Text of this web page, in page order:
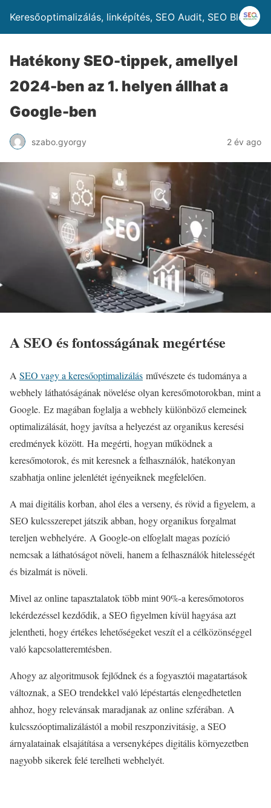
Keresőoptimalizálás, linképítés, SEO Audit, SEO Blog
Hatékony SEO-tippek, amellyel
2024-ben az 1. helyen állhat a
Google-ben
szabo.gyorgy 2 év ago
A SEO és fontosságának megértése
A SEO vagy a keresőoptimalizálás művészete és tudománya a
webhely láthatóságának növelése olyan keresőmotorokban, mint a
Google. Ez magában foglalja a webhely különböző elemeinek
optimalizálását, hogy javítsa a helyezést az organikus keresési
eredmények között. Ha megérti, hogyan működnek a
keresőmotorok, és mit keresnek a felhasználók, hatékonyan
szabhatja online jelenlétét igényeiknek megfelelően.
A mai digitális korban, ahol éles a verseny, és rövid a figyelem, a
SEO kulcsszerepet játszik abban, hogy organikus forgalmat
tereljen webhelyére. A Google-on elfoglalt magas pozíció
nemcsak a láthatóságot növeli, hanem a felhasználók hitelességét
és bizalmát is növeli.
Mivel az online tapasztalatok több mint 90%-a keresőmotoros
lekérdezéssel kezdődik, a SEO figyelmen kívül hagyása azt
jelentheti, hogy értékes lehetőségeket veszít el a célközönséggel
való kapcsolatteremtésben.
Ahogy az algoritmusok fejlődnek és a fogyasztói magatartások
változnak, a SEO trendekkel való lépéstartás elengedhetetlen
ahhoz, hogy relevánsak maradjanak az online szférában. A
kulcsszóoptimalizálástól a mobil reszponzivitásig, a SEO
árnyalatainak elsajátítása a versenyképes digitális környezetben
nagyobb sikerek felé terelheti webhelyét.